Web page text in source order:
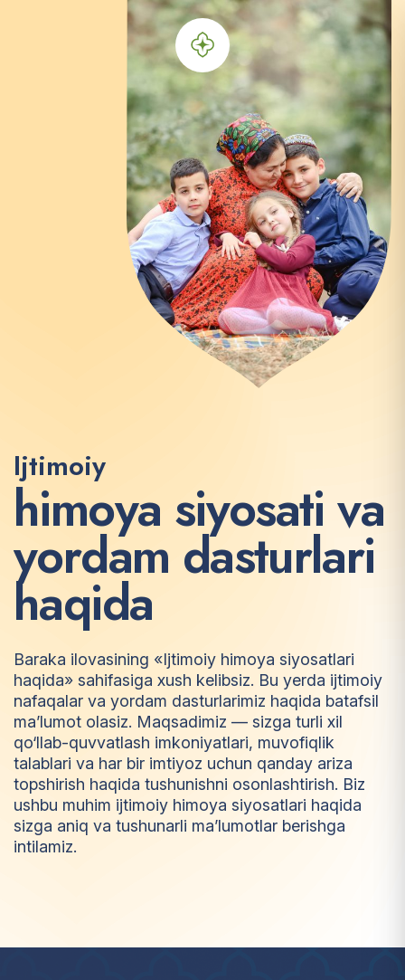
Ijtimoiy
himoya siyosati va
yordam dasturlari
haqida
Baraka ilovasining «Ijtimoiy himoya siyosatlari
haqida» sahifasiga xush kelibsiz. Bu yerda ijtimoiy
nafaqalar va yordam dasturlarimiz haqida batafsil
ma’lumot olasiz. Maqsadimiz — sizga turli xil
qo‘llab-quvvatlash imkoniyatlari, muvofiqlik
talablari va har bir imtiyoz uchun qanday ariza
topshirish haqida tushunishni osonlashtirish. Biz
ushbu muhim ijtimoiy himoya siyosatlari haqida
sizga aniq va tushunarli ma’lumotlar berishga
intilamiz.